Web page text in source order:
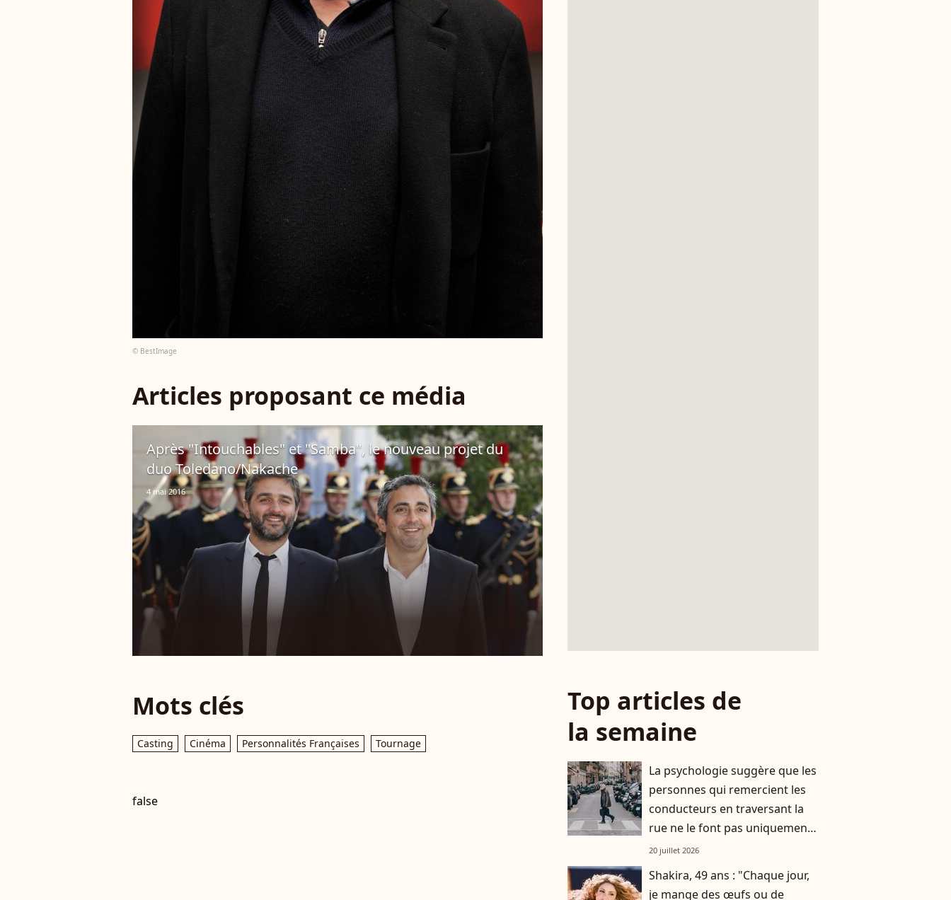
© BestImage
Articles proposant ce média
Après "Intouchables" et "Samba", le nouveau projet du
duo Toledano/Nakache
4 mai 2016
Mots clés
Casting Cinéma Personnalités Françaises Tournage
false
Top articles de
la semaine
La psychologie suggère que les
personnes qui remercient les
conducteurs en traversant la
rue ne le font pas uniquement
par gratitude
20 juillet 2026
Shakira, 49 ans : "Chaque jour,
je mange des œufs ou de